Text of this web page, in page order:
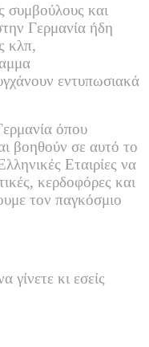
συμβούλους και
Γερμανία ήδη
κλπ,
εντυπωσιακά
όπου
βοηθούν σε αυτό το
Εταιρίες να
κερδοφόρες και
τον παγκόσμιο
γίνετε κι εσείς